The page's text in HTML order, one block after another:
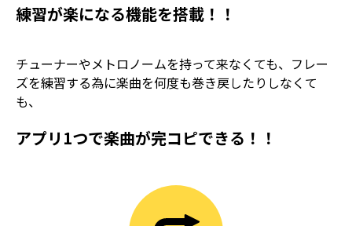
練習が楽になる機能を搭載！！
チューナーやメトロノームを持って来なくても、フレー
ズを練習する為に楽曲を何度も巻き戻したりしなくて
も、
アプリ1つで楽曲が完コピできる！！